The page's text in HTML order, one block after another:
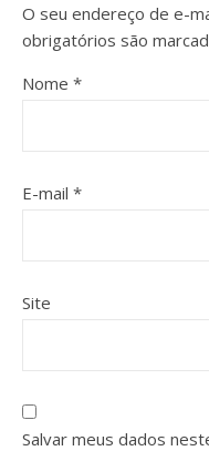
O seu endereço de e-
obrigatórios são
Nome *
E-mail *
Site
Salvar meus dados